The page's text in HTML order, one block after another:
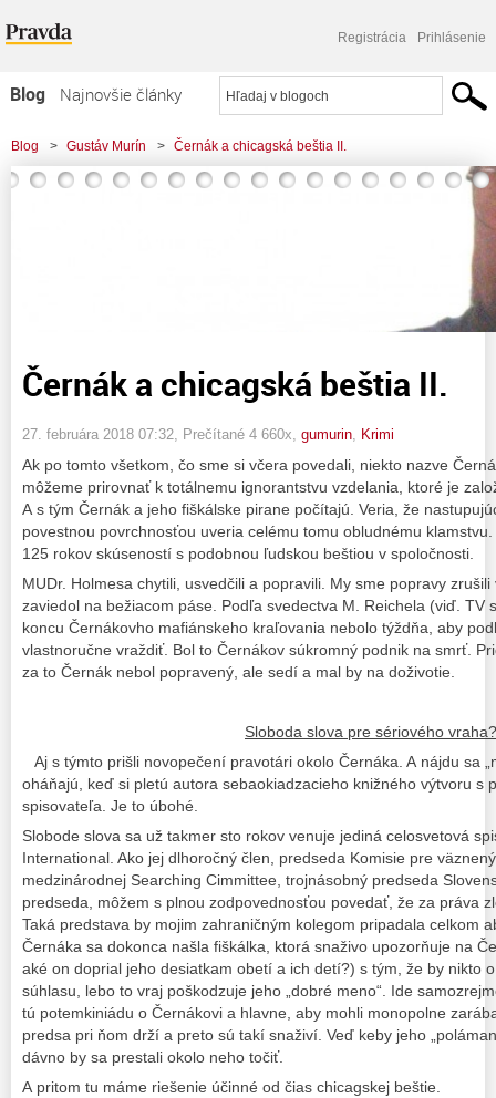
Registrácia Prihlásenie
Blog
Najnovšie články
Najčítanejšie články
Najkomentovanejšie články
Blog > Gustáv Murín > Černák a chicagská beštia II.
Černák a chicagská beštia II.
27. februára 2018 07:32 , Prečítané 4 660x, gumurin Krimi
Ak po tomto všetkom, čo sme si včera povedali, niekto nazve
môžeme prirovnať k totálnemu ignorantstvu vzdelania, ktoré je
A s tým Černák a jeho fiškálske pirane počítajú. Veria, že
povestnou povrchnosťou uveria celému tomu obludnému
125 rokov skúseností s podobnou ľudskou beštiou v spoločnosti.
MUDr. Holmesa chytili, usvedčili a popravili. My sme popravy
zaviedol na bežiacom páse. Podľa svedectva M. Reichela (viď. TV
koncu Černákovho mafiánskeho kraľovania nebolo týždňa, aby
vlastnoručne vraždiť. Bol to Černákov súkromný podnik na smrť.
za to Černák nebol popravený, ale sedí a mal by na doživotie.
Sloboda slova pre sériového vraha?
Aj s týmto prišli novopečení pravotári okolo Černáka. A nájdu sa
oháňajú, keď si pletú autora sebaokiadzacieho knižného výtvoru s
spisovateľa. Je to úbohé.
Slobode slova sa už takmer sto rokov venuje jediná celosvetová
International. Ako jej dlhoročný člen, predseda Komisie pre
medzinárodnej Searching Cimmittee, trojnásobný predseda
predseda, môžem s plnou zodpovednosťou povedať, že za práva
Taká predstava by mojim zahraničným kolegom pripadala celkom
Černáka sa dokonca našla fiškálka, ktorá snaživo upozorňuje na
aké on doprial jeho desiatkam obetí a ich detí?) s tým, že by nikto
súhlasu, lebo to vraj poškodzuje jeho „dobré meno“. Ide
tú potemkiniádu o Černákovi a hlavne, aby mohli monopolne
predsa pri ňom drží a preto sú takí snaživí. Veď keby jeho
dávno by sa prestali okolo neho točiť.
A pritom tu máme riešenie účinné od čias chicagskej beštie.